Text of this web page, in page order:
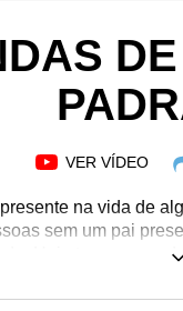
VER VÍDEO
na vida de
sem um pai
Hoje temos as
um sorriso no rosto